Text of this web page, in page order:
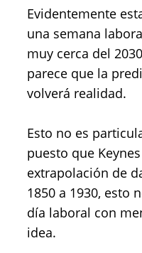
Evidentemente
una semana
muy cerca del
parece que la
volverá realidad.
Esto no es
puesto que
extrapolación de
1850 a 1930, esto
día laboral con
idea.